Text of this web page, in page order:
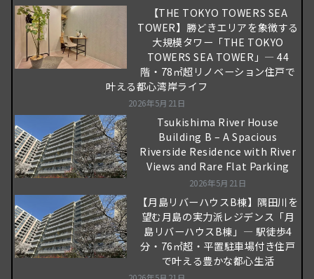
【THE TOKYO TOWERS SEA
TOWER】勝どきエリアを象徴する
大規模タワー「THE TOKYO
TOWERS SEA TOWER」― 44
階・78㎡超リノベーション住戸で
叶える都心湾岸ライフ
2026年5月21日
Tsukishima River House
Building B – A Spacious
Riverside Residence with River
Views and Rare Flat Parking
2026年5月21日
【月島リバーハウスB棟】隅田川を
望む月島の実力派レジデンス「月
島リバーハウスB棟」― 駅徒歩4
分・76㎡超・平置駐車場付き住戸
で叶える豊かな都心生活